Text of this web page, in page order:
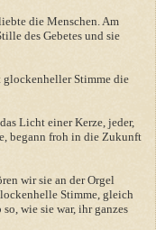
die Menschen. Am
des Gebetes und sie
glockenheller Stimme die
Licht einer Kerze, jeder,
begann froh in die Zukunft
wir sie an der Orgel
Stimme, gleich
wie sie war, ihr ganzes